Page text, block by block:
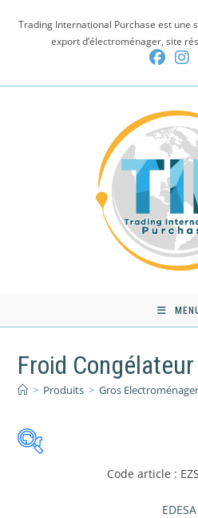
Trading International Purchase est une
export d’électroménager, site
Froid
> Produits > Gros Electroménager
Code article :
EDESA